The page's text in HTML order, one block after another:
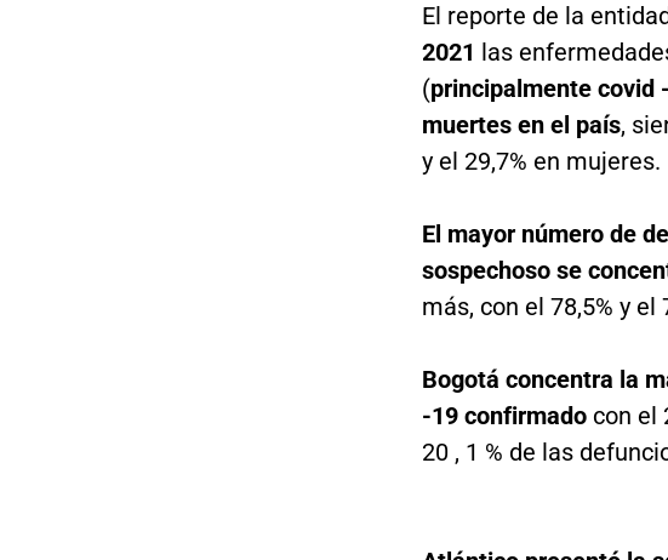
El reporte de la
2021 las
(principalmente covid
muertes en el país,
y el 29,7% en mujeres.
El mayor número de
sospechoso se
más, con el 78,5% y
Bogotá concentra la
-19 confirmado con el
20 , 1 % de las